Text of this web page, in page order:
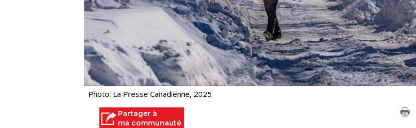
Photo: La Presse Canadienne, 2025
Partager à
ma communauté